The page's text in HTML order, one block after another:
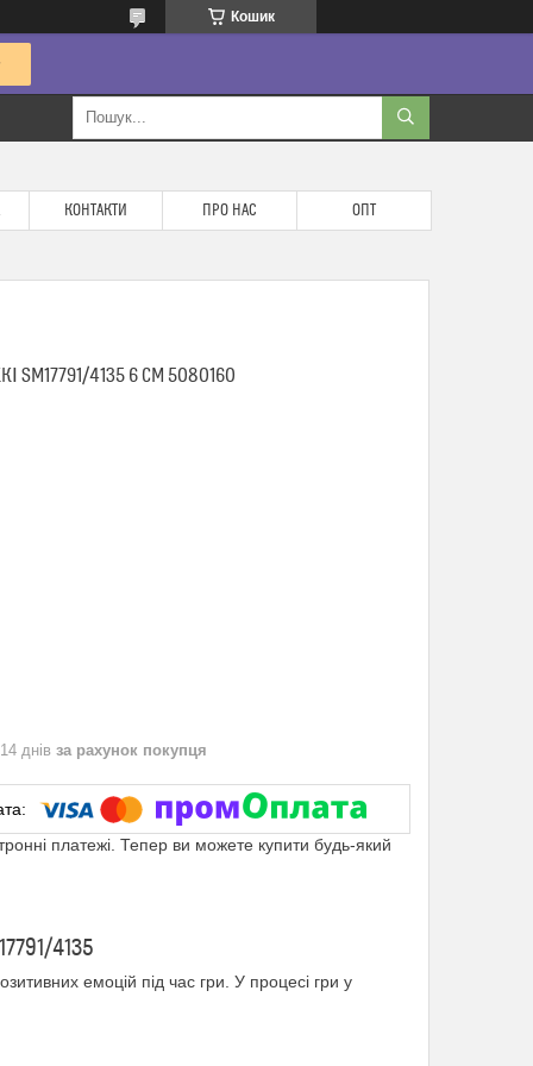
Кошик
КОНТАКТИ ПРО НАС ОПТ
SM17791/4135 6 СМ 5080160
днів за рахунок покупця
платежі. Тепер ви можете купити будь-який
4135
емоцій під час гри. У процесі гри у